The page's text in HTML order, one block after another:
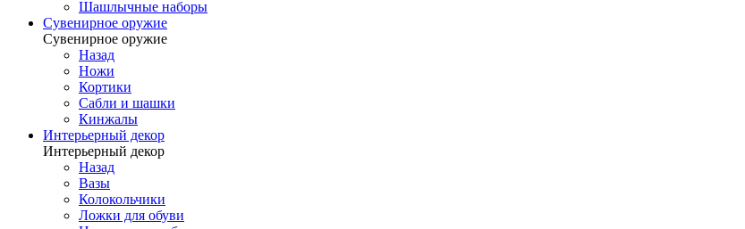
Шашлычные наборы
Сувенирное оружие
Сувенирное оружие
Назад
Ножи
Кортики
Сабли и шашки
Кинжалы
Интерьерный декор
Интерьерный декор
Назад
Вазы
Колокольчики
Ложки для обуви